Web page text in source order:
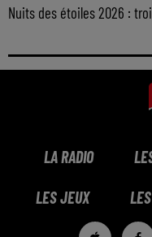
Nuits des étoiles 2026 :
LA RADIO
LES JEUX